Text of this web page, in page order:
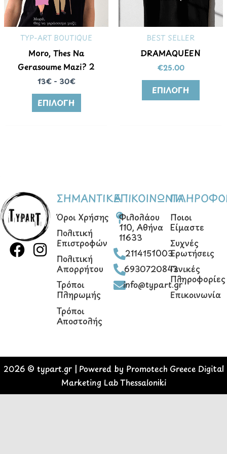
TYP-ART BOUTIQUE
Moro, Thes Na
Gerasoume Mazi? 2
13€ - 30€
ΕΠΙΛΟΓΉ
BEST SELLER
DRAMAQUEEN
€25.00
ΕΠΙΛΟΓΉ
Οι
να
στη
F
a
k
I
n
a
m
ΣΗΜΑΝΤΙΚΑ
Όροι Χρήσης
Πολιτική
Επιστροφών
Πολιτική
Απορρήτου
Τρόποι
Πληρωμής
Τρόποι
Αποστολής
ΕΠΙΚΟΙΝΩΝΙΑ
Φιλολάου
110, Αθήνα
11633
2114151003
6930720843
info@typart.gr
Ποιοι
Είμαστε
Συχνές
Ερωτήσεις
Γενικές
Πληροφορίες
Επικοινωνία
2026 © typart.gr| Powered by Promotech Greece Digital
Marketing Lab Thessaloniki